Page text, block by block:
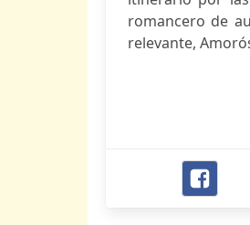
romancero de
relevante,